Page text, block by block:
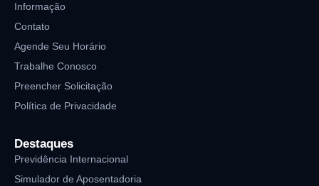
Informação
Contato
Agende Seu Horário
Trabalhe Conosco
Preencher Solicitação
Política de Privacidade
Destaques
Previdência Internacional
Simulador de Aposentadoria